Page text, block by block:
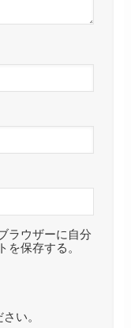
ラウザーに自分
を保存する。
い。